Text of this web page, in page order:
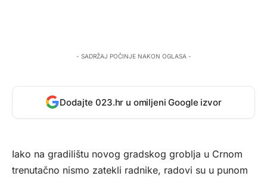
- SADRŽAJ POČINJE NAKON OGLASA -
Dodajte 023.hr u omiljeni Google izvor
Iako na gradilištu novog gradskog groblja u Crnom
trenutačno nismo zatekli radnike, radovi su u punom